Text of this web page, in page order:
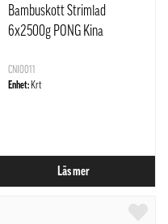
Bambuskott Strimlad
6x2500g PONG Kina
CNI0011
Enhet: Krt
Läs mer